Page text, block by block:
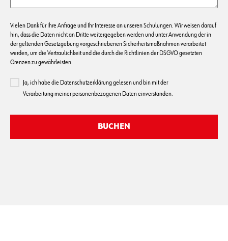
Vielen Dank für Ihre Anfrage und Ihr Interesse an unseren Schulungen. Wir weisen darauf
hin, dass die Daten nicht an Dritte weitergegeben werden und unter Anwendung der in
der geltenden Gesetzgebung vorgeschriebenen Sicherheitsmaßnahmen verarbeitet
werden, um die Vertraulichkeit und die durch die Richtlinien der DSGVO gesetzten
Grenzen zu gewährleisten.
Ja, ich habe die Datenschutzerklärung gelesen und bin mit der
Verarbeitung meiner personenbezogenen Daten einverstanden.